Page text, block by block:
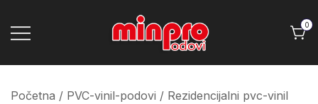
Minpro podovi
0
Početna / PVC-vinil-podovi / Rezidencijalni pvc-vinil